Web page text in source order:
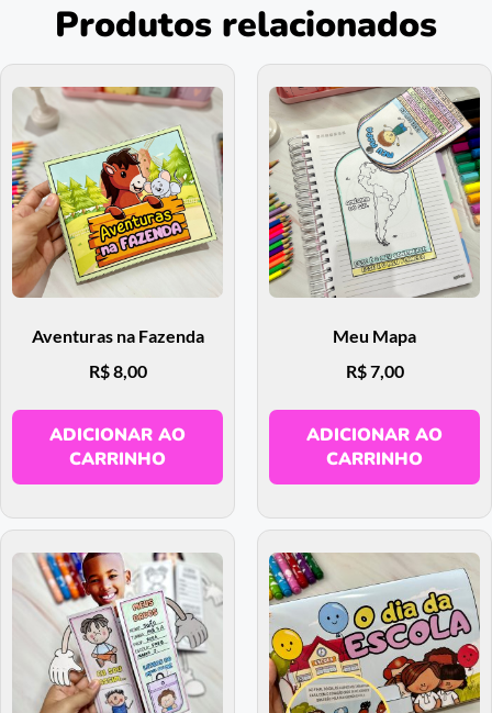
Produtos relacionados
Aventuras na Fazenda
R$8,00
ADICIONAR AO
CARRINHO
Meu Mapa
R$7,00
ADICIONAR AO
CARRINHO